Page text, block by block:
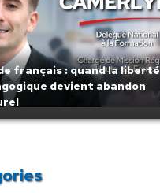
français : quand la liberté
devient abandon